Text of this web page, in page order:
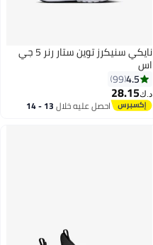
11
نايكي سنيكرز توين ستار رنر 5 جي
اس
4.5
99
د.ك‏28.15
احصل عليه خلال 13 - 14